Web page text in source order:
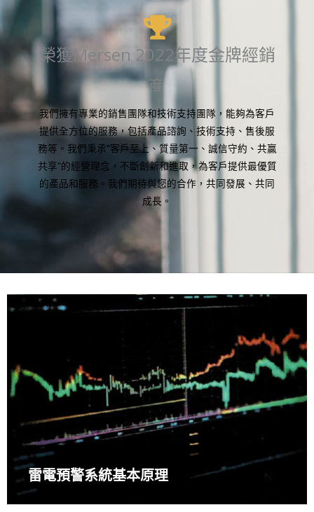
榮獲Mersen 2022年度金牌經銷
商
我們擁有專業的銷售團隊和技術支持團隊，能夠為客戶
提供全方位的服務，包括產品諮詢、技術支持、售後服
務等。我們秉承“客戶至上、質量第一、誠信守約、共贏
共享”的經營理念，不斷創新和進取，為客戶提供最優質
的產品和服務。我們期待與您的合作，共同發展、共同
成長。
雷電預警系統基本原理